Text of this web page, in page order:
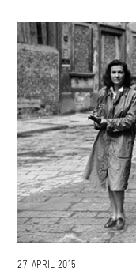
27. APRIL 2015